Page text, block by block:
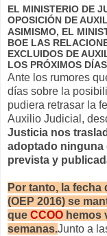
EL MINISTERIO DE
OPOSICIÓN DE
ASIMISMO, EL
BOE LAS
EXCLUIDOS DE
LOS PRÓXIMOS DÍAS
Ante los rumores
días sobre la
pudiera retrasar la
Auxilio Judicial,
Justicia nos
adoptado ninguna
prevista y
Por tanto, la
(OEP 2016) se
que CCOO hemos
semanas.Junto a